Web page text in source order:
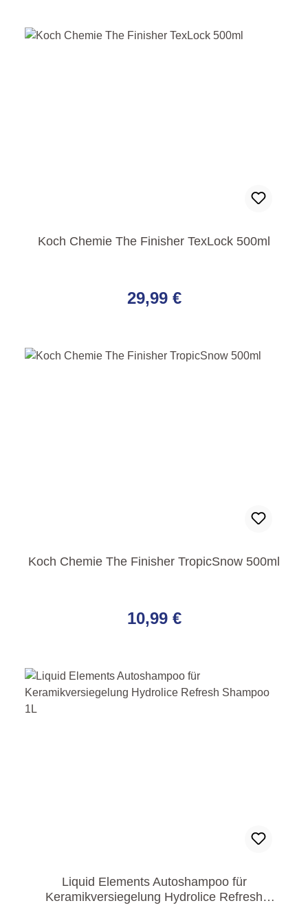
Koch Chemie The Finisher TexLock 500ml
29,99 €
Koch Chemie The Finisher TropicSnow 500ml
10,99 €
Liquid Elements Autoshampoo für
Keramikversiegelung Hydrolice Refresh